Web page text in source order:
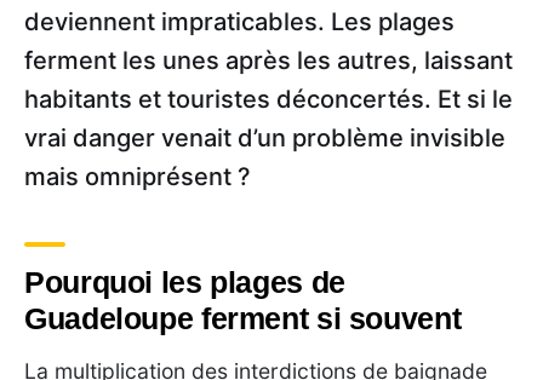
deviennent impraticables. Les plages
ferment les unes après les autres, laissant
habitants et touristes déconcertés. Et si le
vrai danger venait d’un problème invisible
mais omniprésent ?
Pourquoi les plages de
Guadeloupe ferment si souvent
La multiplication des interdictions de baignade